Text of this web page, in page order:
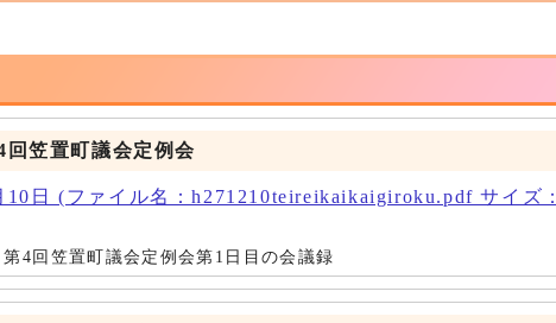
回笠置町議会定例会
日 (ファイル名：h271210teireikaikaigiroku.pdf サイズ：
4回笠置町議会定例会第1日目の会議録